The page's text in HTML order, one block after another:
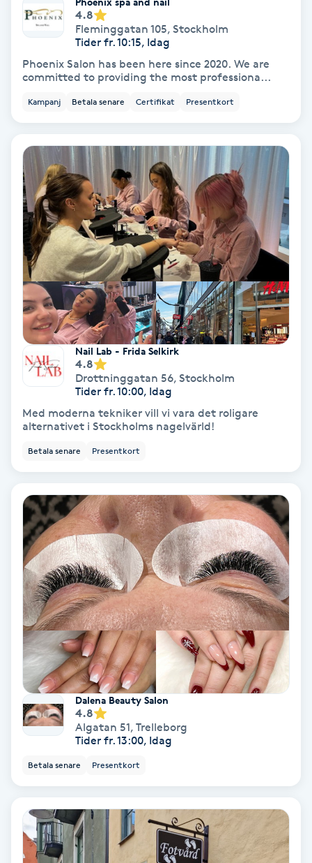
Skalpmassage
Skägg
Skäggfärgning
Skäggklippning
Skäggtrimmning
Skönhet
Slingor
Spa-manikyr
Spa-pedikyr
Spraytan
Stylist
Sugaring
Svensk massage
Tuina-massage
Taktil massage
4.8
Fleminggatan 105, Stockholm
Tider fr. 10:15, Idag
Phoenix Salon has been here since 2020. We are
committed to providing the most professiona...
Kampanj Betala senare Certifikat Presentkort
Nail Lab - Frida Selkirk
4.8
Drottninggatan 56, Stockholm
Tider fr. 10:00, Idag
Med moderna tekniker vill vi vara det roligare
alternativet i Stockholms nagelvärld!
Betala senare Presentkort
Dalena Beauty Salon
4.8
Algatan 51, Trelleborg
Tider fr. 13:00, Idag
Betala senare Presentkort